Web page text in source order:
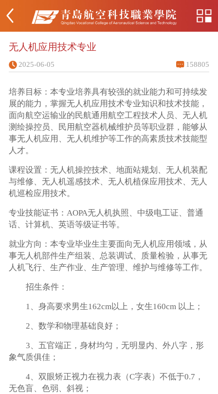
无人机应用技术专业
2025-06-05 158805
培养目标：本专业培养具有较强的就业能力和可持续发
展的能力，掌握无人机应用技术专业知识和技术技能，
面向航空运输业的民航通用航空工程技术人员、无人机
测绘操控员、民用航空器机械维护员等职业群，能够从
事无人机应用、无人机维护等工作的高素质技术技能型
人才。
课程设置：无人机操控技术、地面站规划、无人机装配
与维修、无人机遥感技术、无人机植保应用技术、无人
机巡检应用技术。
专业技能证书：AOPA无人机执照、中级电工证、普通
话、计算机、英语等级证书等。
就业方向：本专业毕业生主要面向无人机应用领域，从
事无人机部件生产组装、总装调试、质量检验，从事无
人机飞行、生产作业、生产管理、维护与维修等工作。
招生条件：
1、身高要求男生162cm以上，女生160cm 以上；
2、数学和物理基础良好；
3、五官端正，身材均匀，无明显内、外八字，形
象气质俱佳；
4、双眼矫正视力在视力表（C字表）不低于0.7，
无色盲、色弱、斜视；